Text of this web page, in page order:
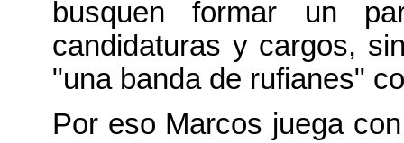
busquen formar un
candidaturas y cargos,
"una banda de rufianes"
Por eso Marcos juega